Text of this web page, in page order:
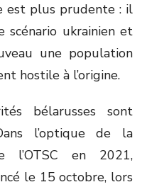
est plus prudente : il
scénario ukrainien et
une population
hostile à l’origine.
bélarusses sont
l’optique de la
l’OTSC en 2021,
le 15 octobre, lors